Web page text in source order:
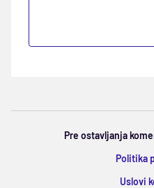
Pre ostavljanja
Politika
Uslovi